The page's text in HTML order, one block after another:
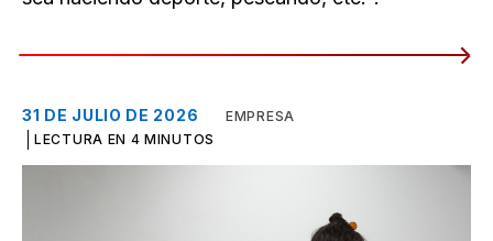
31 DE JULIO DE 2026
EMPRESA
LECTURA EN 4 MINUTOS